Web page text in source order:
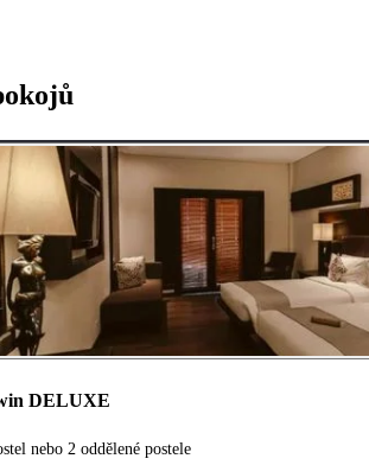
DELUXE
nebo 2 oddělené postele